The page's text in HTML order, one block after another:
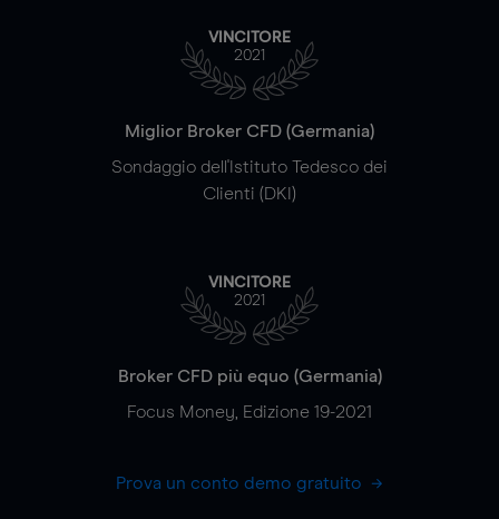
VINCITORE
2021
Miglior Broker CFD (Germania)
Sondaggio dell'Istituto Tedesco dei
Clienti (DKI)
VINCITORE
2021
Broker CFD più equo (Germania)
Focus Money, Edizione 19-2021
Prova un conto demo gratuito